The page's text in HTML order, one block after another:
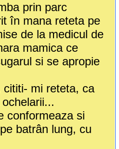
prin parc
în mana reteta pe
de la medicul de
mamica ce
si se apropie
mi reteta, ca
conformeaza si
batrân lung, cu